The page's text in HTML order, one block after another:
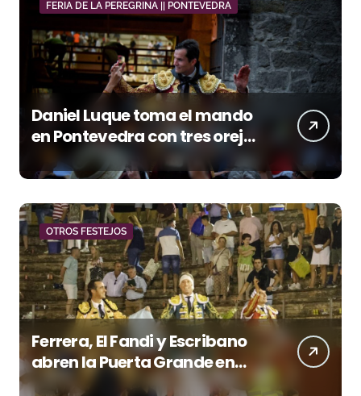
FERIA DE LA PEREGRINA || PONTEVEDRA
Daniel Luque toma el mando
en Pontevedra con tres orejas
y una Puerta Grande de peso
OTROS FESTEJOS
Ferrera, El Fandi y Escribano
abren la Puerta Grande en
una tarde triunfal en Azuaga